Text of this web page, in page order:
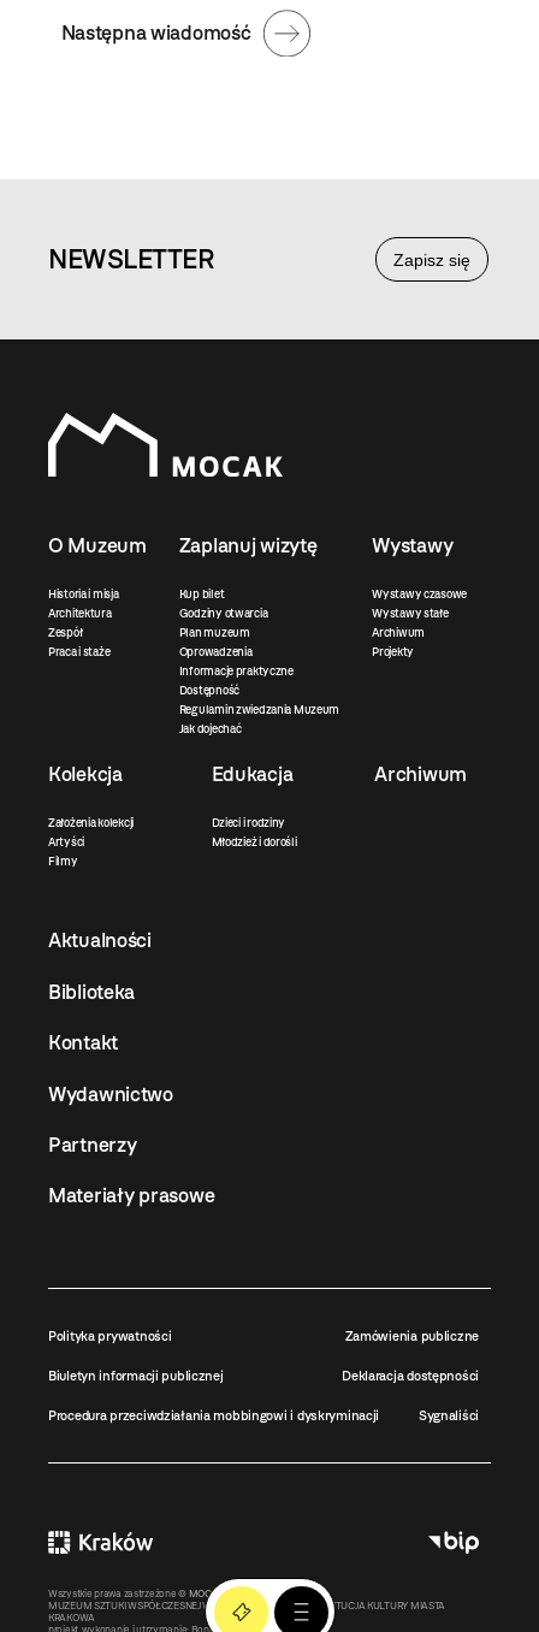
Następna wiadomość
Zapisz się
NEWSLETTER
O Muzeum
Historia i misja
Architektura
Zespół
Praca i staże
Zaplanuj wizytę
Kup bilet
Godziny otwarcia
Plan muzeum
Oprowadzenia
Informacje praktyczne
Dostępność
Regulamin zwiedzania Muzeum
Jak dojechać
Wystawy
Wystawy czasowe
Wystawy stałe
Archiwum
Projekty
Kolekcja
Założenia kolekcji
Artyści
Filmy
Edukacja
Dzieci i rodziny
Młodzież i dorośli
Archiwum
Aktualności
Biblioteka
Kontakt
Wydawnictwo
Partnerzy
Materiały prasowe
Polityka prywatności Zamówienia publiczne
Biuletyn informacji publicznej Deklaracja dostępności
Procedura przeciwdziałania mobbingowi i dyskryminacji Sygnaliści
Wszystkie prawa zastrzeżone © MOCAK2011-2026
MUZEUM SZTUKI WSPÓŁCZESNEJ W KRAKOWIE MOCAK – INSTYTUCJA KULTURY MIASTA
KRAKOWA
projekt, wykonanie i utrzymanie: Bonjour.pl